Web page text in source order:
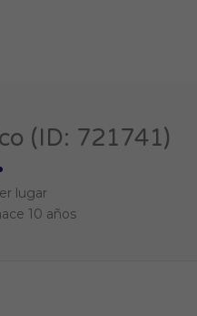
(ID: 721741)
lugar
10 años